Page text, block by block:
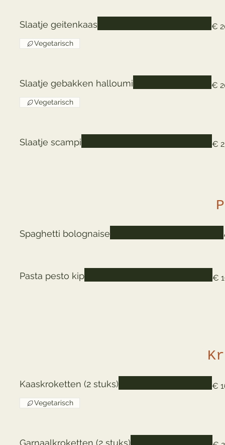
Slaatje geitenkaas €
Vegetarisch
Slaatje gebakken halloumi €
Vegetarisch
Slaatje scampi €
Spaghetti bolognaise
Pasta pesto kip €
Kaaskroketten (2 stuks) €
Vegetarisch
Garnaalkroketten (2 stuks)